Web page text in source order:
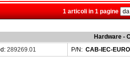
1 articoli in 1 pagine
Hardware -
289269.01 P/N: CAB-IEC-EURO